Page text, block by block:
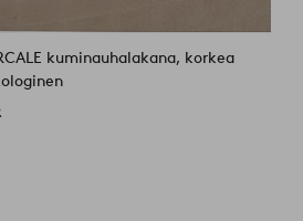
kuminauhalakana, korkea